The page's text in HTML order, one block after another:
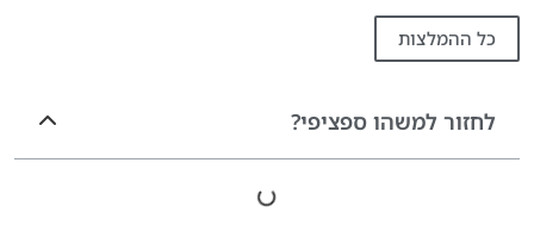
כל ההמלצות
לחזור למשהו ספציפי?